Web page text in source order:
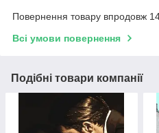
Повернення товару впродовж
Всі умови повернення
Подібні товари компанії